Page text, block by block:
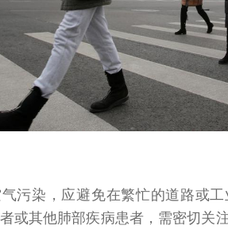
污染，应避免在繁忙的道路或
或其他肺部疾病患者，需密切关